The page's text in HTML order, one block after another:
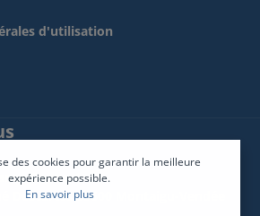
d'utilisation
Connect
Descartes 85600 Montaigu-Vendée
des cookies pour garantir la meilleure
expérience possible.
En savoir plus